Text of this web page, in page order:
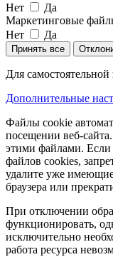
Нет
Да
Маркетинговые
Нет
Да
Принять все
Для
Дополнительные
Файлы cookie
посещении веб-
этими файлами. Если
файлов cookies,
удалите уже
браузера или
При отключении
функционировать,
исключительно
работа ресурса